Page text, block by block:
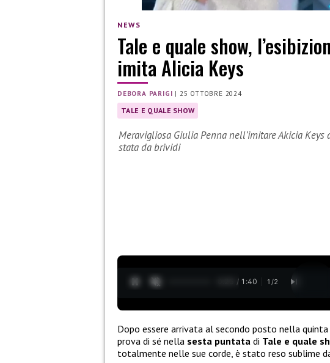
NEWS
Tale e quale show,
imita Alicia Keys
DEBORA PARIGI | 25 OTTOBRE 2024
TALE E QUALE SHOW
Meravigliosa Giulia Penna nell’imitare Akicia Keys
stata da brividi
0:27 / 1:40 1 /2
Dopo essere arrivata al secondo posto nella quinta
prova di sé nella sesta puntata di Tale e quale
totalmente nelle sue corde, è stato reso sublime